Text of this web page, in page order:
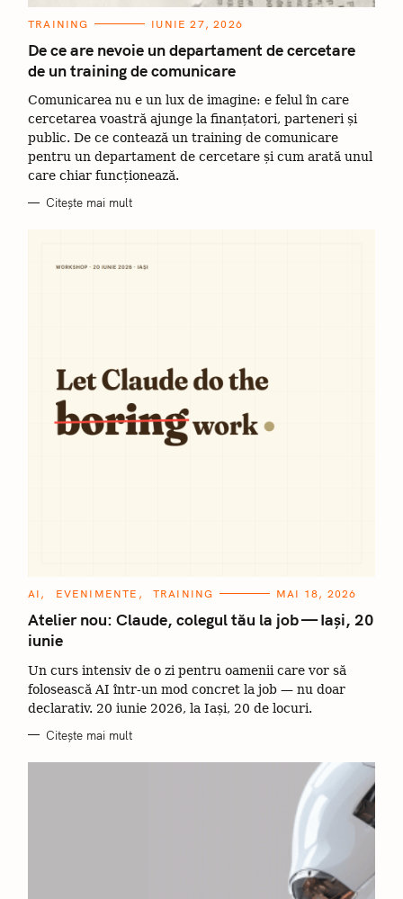
C
T
E
G
R
I
I
TRAINING IUNIE 27, 2026
De ce are nevoie un departament de cercetare
de un training de comunicare
Comunicarea nu e un lux de imagine: e felul în care
cercetarea voastră ajunge la finanțatori, parteneri și
public. De ce contează un training de comunicare
pentru un departament de cercetare și cum arată unul
care chiar funcționează.
Citește mai mult
C
T
E
G
R
I
I
AI EVENIMENTE TRAINING MAI 18, 2026
Atelier nou: Claude, colegul tău la job — Iași, 20
iunie
Un curs intensiv de o zi pentru oamenii care vor să
folosească AI într-un mod concret la job — nu doar
declarativ. 20 iunie 2026, la Iași, 20 de locuri.
Citește mai mult